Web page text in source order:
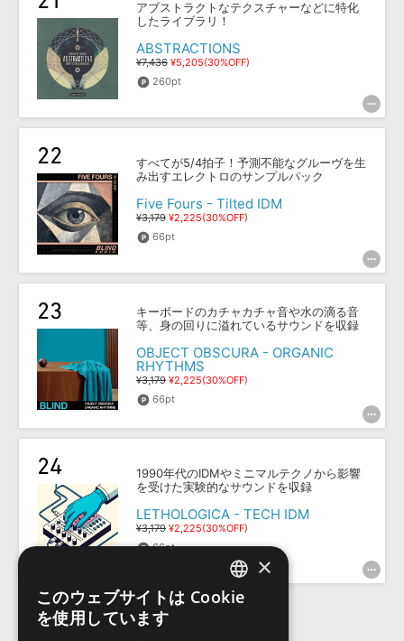
アブストラクトなテクスチャーなどに特化
したライブラリ！
ABSTRACTIONS
¥7,436 ¥5,205(30%OFF)
260pt
すべてが5/4拍子！予測不能なグルーヴを生
み出すエレクトロのサンプルパック
Five Fours - Tilted IDM
¥3,179 ¥2,225(30%OFF)
66pt
キーボードのカチャカチャ音や水の滴る音
等、身の回りに溢れているサウンドを収録
OBJECT OBSCURA - ORGANIC
RHYTHMS
¥3,179 ¥2,225(30%OFF)
66pt
1990年代のIDMやミニマルテクノから影響
を受けた実験的なサウンドを収録
LETHOLOGICA - TECH IDM
¥3,179 ¥2,225(30%OFF)
66pt
ENGLISH
×
このウェブサイトは Cookie
を使用しています